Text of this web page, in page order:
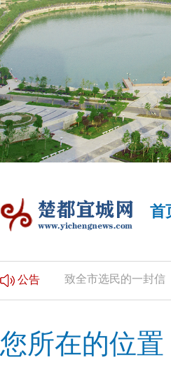
首
公告
告 致全市选民的一封信
您所在的位置